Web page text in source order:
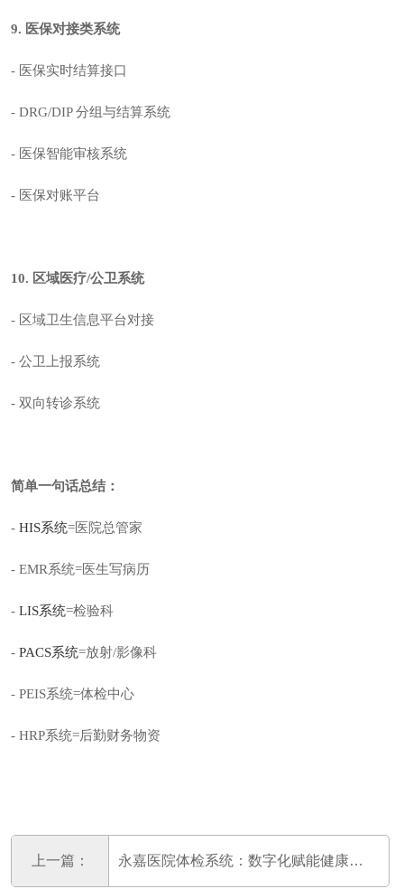
9. 医保对接类系统
- 医保实时结算接口
- DRG/DIP 分组与结算系统
- 医保智能审核系统
- 医保对账平台
10. 区域医疗/公卫系统
- 区域卫生信息平台对接
- 公卫上报系统
- 双向转诊系统
简单一句话总结：
- HIS系统=医院总管家
- EMR系统=医生写病历
- LIS系统=检验科
- PACS系统=放射/影像科
- PEIS系统=体检中心
- HRP系统=后勤财务物资
上一篇： 永嘉医院体检系统：数字化赋能健康管理流程